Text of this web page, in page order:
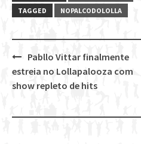
TAGGED
NOPALCODOLOLLA
Post
navigation
Pabllo Vittar finalmente
estreia no Lollapalooza com
show repleto de hits